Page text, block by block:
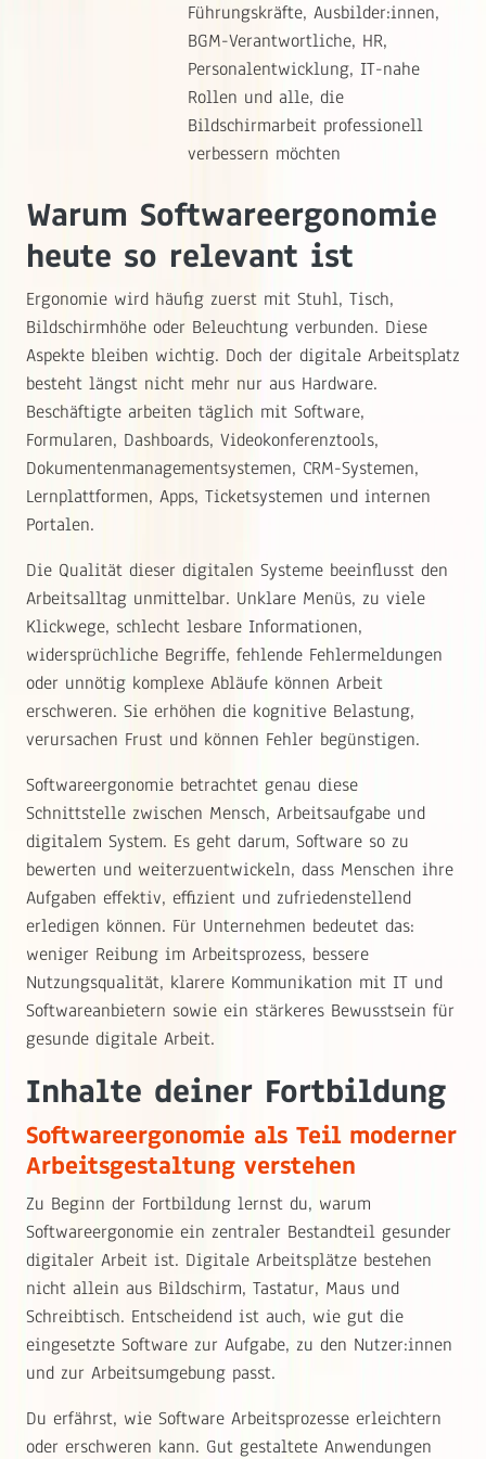
Führungskräfte, Ausbilder:innen,
BGM-Verantwortliche, HR,
Personalentwicklung, IT-nahe
Rollen und alle, die
Bildschirmarbeit professionell
verbessern möchten
Warum Softwareergonomie
heute so relevant ist
Ergonomie wird häufig zuerst mit Stuhl, Tisch,
Bildschirmhöhe oder Beleuchtung verbunden. Diese
Aspekte bleiben wichtig. Doch der digitale Arbeitsplatz
besteht längst nicht mehr nur aus Hardware.
Beschäftigte arbeiten täglich mit Software,
Formularen, Dashboards, Videokonferenztools,
Dokumentenmanagementsystemen, CRM-Systemen,
Lernplattformen, Apps, Ticketsystemen und internen
Portalen.
Die Qualität dieser digitalen Systeme beeinflusst den
Arbeitsalltag unmittelbar. Unklare Menüs, zu viele
Klickwege, schlecht lesbare Informationen,
widersprüchliche Begriffe, fehlende Fehlermeldungen
oder unnötig komplexe Abläufe können Arbeit
erschweren. Sie erhöhen die kognitive Belastung,
verursachen Frust und können Fehler begünstigen.
Softwareergonomie betrachtet genau diese
Schnittstelle zwischen Mensch, Arbeitsaufgabe und
digitalem System. Es geht darum, Software so zu
bewerten und weiterzuentwickeln, dass Menschen ihre
Aufgaben effektiv, effizient und zufriedenstellend
erledigen können. Für Unternehmen bedeutet das:
weniger Reibung im Arbeitsprozess, bessere
Nutzungsqualität, klarere Kommunikation mit IT und
Softwareanbietern sowie ein stärkeres Bewusstsein für
gesunde digitale Arbeit.
Inhalte deiner Fortbildung
Softwareergonomie als Teil moderner
Arbeitsgestaltung verstehen
Zu Beginn der Fortbildung lernst du, warum
Softwareergonomie ein zentraler Bestandteil gesunder
digitaler Arbeit ist. Digitale Arbeitsplätze bestehen
nicht allein aus Bildschirm, Tastatur, Maus und
Schreibtisch. Entscheidend ist auch, wie gut die
eingesetzte Software zur Aufgabe, zu den Nutzer:innen
und zur Arbeitsumgebung passt.
Du erfährst, wie Software Arbeitsprozesse erleichtern
oder erschweren kann. Gut gestaltete Anwendungen